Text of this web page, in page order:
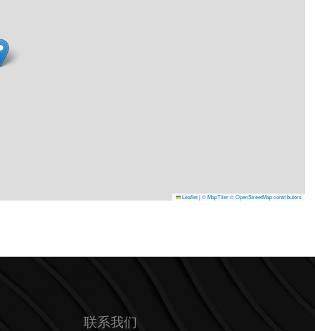
Leaflet|© MapTiler© OpenStreetMap contributors
联系我们